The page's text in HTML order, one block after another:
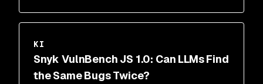
KI
Snyk VulnBench JS 1.0: Can LLMs Find
the Same Bugs Twice?